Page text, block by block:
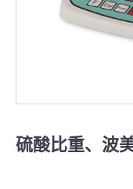
硫酸比重、波